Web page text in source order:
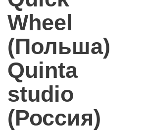
Wheel
(Польша)
Quinta
studio
(Россия)